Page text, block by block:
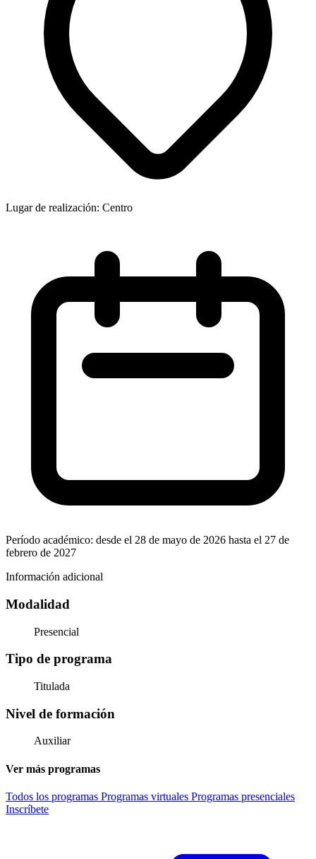
Lugar de realización: Centro
Período académico: desde el 28 de mayo de 2026 hasta el 27 de
febrero de 2027
Información adicional
Modalidad
Presencial
Tipo de programa
Titulada
Nivel de formación
Auxiliar
Ver más programas
Todos los programas Programas virtuales Programas presenciales
Inscríbete